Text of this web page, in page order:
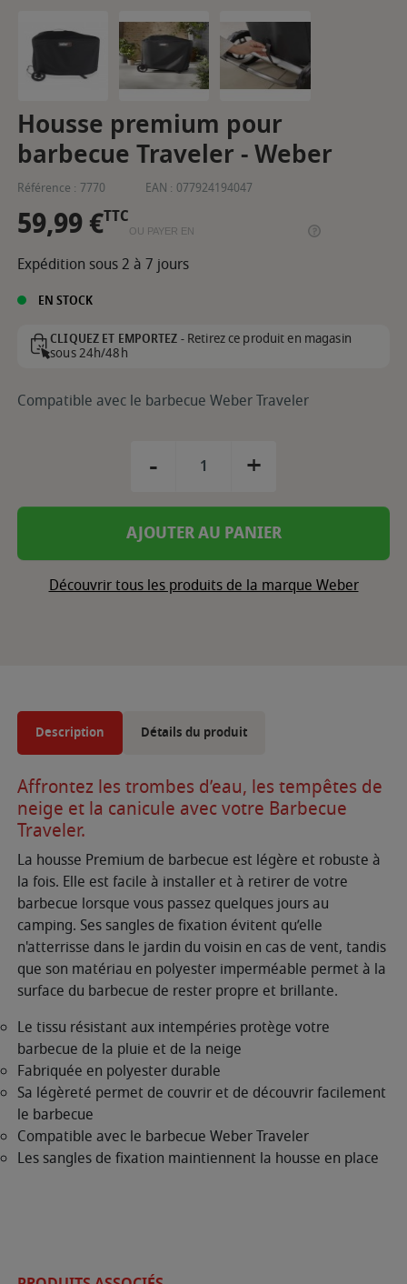
Housse premium pour
barbecue Traveler - Weber
Référence : 7770 EAN : 077924194047
59,99 €TTC
OU PAYER EN
Expédition sous 2 à 7 jours
EN STOCK
CLIQUEZ ET EMPORTEZ -Retirez ce produit en magasin
sous 24h/48h
Compatible avec le barbecue Weber Traveler
- +
AJOUTER AU PANIER
Découvrir tous les produits de la marque Weber
Description Détails du produit
Affrontez les trombes d’eau, les tempêtes de
neige et la canicule avec votre Barbecue
Traveler.
La housse Premium de barbecue est légère et robuste à
la fois. Elle est facile à installer et à retirer de votre
barbecue lorsque vous passez quelques jours au
camping. Ses sangles de fixation évitent qu’elle
n'atterrisse dans le jardin du voisin en cas de vent, tandis
que son matériau en polyester imperméable permet à la
surface du barbecue de rester propre et brillante.
Le tissu résistant aux intempéries protège votre
barbecue de la pluie et de la neige
Fabriquée en polyester durable
Sa légèreté permet de couvrir et de découvrir facilement
le barbecue
Compatible avec le barbecue Weber Traveler
Les sangles de fixation maintiennent la housse en place